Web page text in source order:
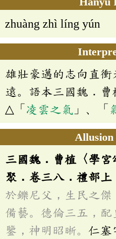
zhuàng zhì líng yún
雄壯豪邁的志向直衝
遠。語本三國魏．曹
△「 凌雲之氣 」、「
Allusion
三國魏．曹植〈學
聚．卷三八．禮部上
於鑠尼父，生民之傑
備藝。德倫三五，配
鑒，神明昭晰。 仁塞